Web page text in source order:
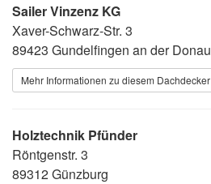
Sailer Vinzenz KG
Xaver-Schwarz-Str. 3
89423 Gundelfingen an der Donau
Mehr Informationen zu diesem Dachdecker
Holztechnik Pfünder
Röntgenstr. 3
89312 Günzburg